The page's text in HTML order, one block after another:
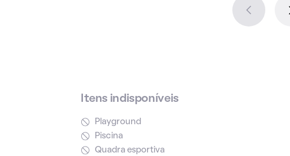
Itens indisponíveis
Playground
Piscina
Quadra esportiva